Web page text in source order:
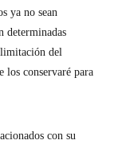
ya no sean
determinadas
limitación del
los conservaré para
con su